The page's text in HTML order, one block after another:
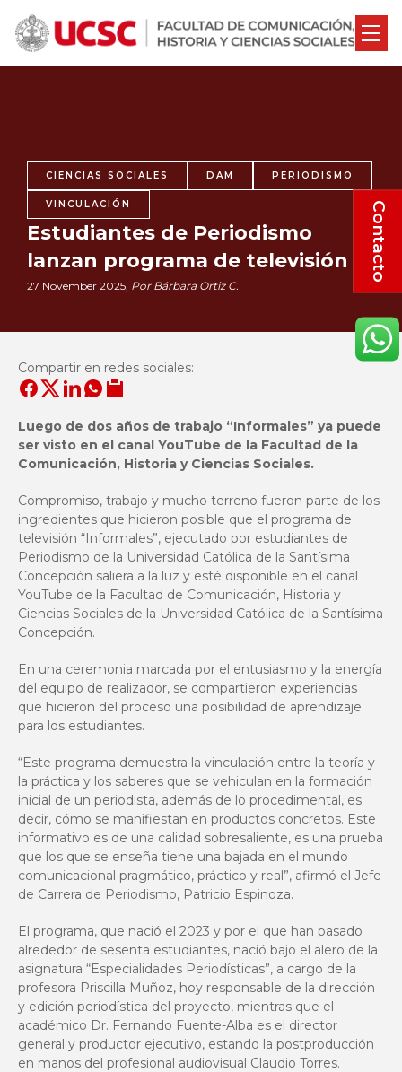
CIENCIAS SOCIALES DAM PERIODISMO
VINCULACIÓN
Estudiantes de Periodismo
lanzan programa de televisión
27 November 2025, Por Bárbara Ortiz C.
Compartir en redes sociales:
Luego de dos años de trabajo “Informales” ya puede
ser visto en el canal YouTube de la Facultad de la
Comunicación, Historia y Ciencias Sociales.
Compromiso, trabajo y mucho terreno fueron parte de los
ingredientes que hicieron posible que el programa de
televisión “Informales”, ejecutado por estudiantes de
Periodismo de la Universidad Católica de la Santísima
Concepción saliera a la luz y esté disponible en el canal
YouTube de la Facultad de Comunicación, Historia y
Ciencias Sociales de la Universidad Católica de la Santísima
Concepción.
En una ceremonia marcada por el entusiasmo y la energía
del equipo de realizador, se compartieron experiencias
que hicieron del proceso una posibilidad de aprendizaje
para los estudiantes.
“Este programa demuestra la vinculación entre la teoría y
la práctica y los saberes que se vehiculan en la formación
inicial de un periodista, además de lo procedimental, es
decir, cómo se manifiestan en productos concretos. Este
informativo es de una calidad sobresaliente, es una prueba
que los que se enseña tiene una bajada en el mundo
comunicacional pragmático, práctico y real”, afirmó el Jefe
de Carrera de Periodismo, Patricio Espinoza.
El programa, que nació el 2023 y por el que han pasado
alrededor de sesenta estudiantes, nació bajo el alero de la
asignatura “Especialidades Periodísticas”, a cargo de la
profesora Priscilla Muñoz, hoy responsable de la dirección
y edición periodística del proyecto, mientras que el
académico Dr. Fernando Fuente-Alba es el director
general y productor ejecutivo, estando la postproducción
en manos del profesional audiovisual Claudio Torres.
Contacto